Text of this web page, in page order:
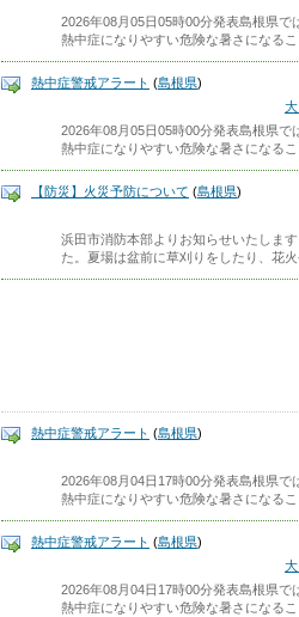
2026年08月05日05時00分発表島根県で
熱中症になりやすい危険な暑さになる
熱中症警戒アラート (島根県)
2026年08月05日05時00分発表島根県で
熱中症になりやすい危険な暑さになる
【防災】火災予防について (島根県)
浜田市消防本部よりお知らせいたしま
た。夏場は盆前に草刈りをしたり、花
熱中症警戒アラート (島根県)
2026年08月04日17時00分発表島根県で
熱中症になりやすい危険な暑さになる
熱中症警戒アラート (島根県)
2026年08月04日17時00分発表島根県で
熱中症になりやすい危険な暑さになる